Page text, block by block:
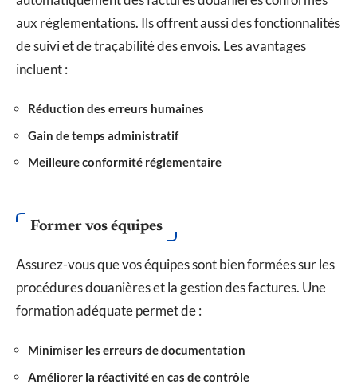
aux réglementations. Ils offrent aussi des fonctionnalités
de suivi et de traçabilité des envois. Les avantages
incluent :
Réduction des erreurs humaines
Gain de temps administratif
Meilleure conformité réglementaire
Former vos équipes
Assurez-vous que vos équipes sont bien formées sur les
procédures douanières et la gestion des factures. Une
formation adéquate permet de :
Minimiser les erreurs de documentation
Améliorer la réactivité en cas de contrôle